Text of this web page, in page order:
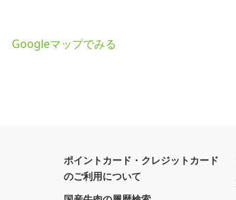
Googleマップでみる
ポイントカード・クレジットカード
のご利用について